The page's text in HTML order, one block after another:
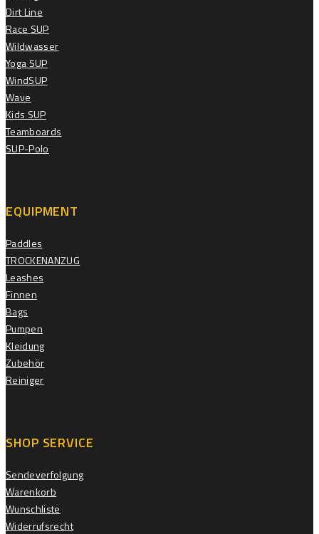
Dirt Line
Race SUP
Wildwasser
Yoga SUP
WindSUP
Wave
Kids SUP
Teamboards
SUP-Polo
EQUIPMENT
Paddles
TROCKENANZUG
Leashes
Finnen
Bags
Pumpen
Kleidung
Zubehör
Reiniger
SHOP SERVICE
Sendeverfolgung
Warenkorb
Wunschliste
Widerrufsrecht